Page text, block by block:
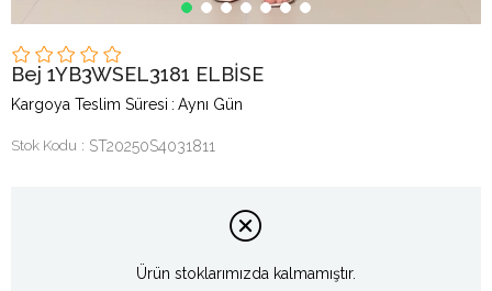
Bej 1YB3WSEL3181 ELBİSE
Kargoya Teslim Süresi : Aynı Gün
Stok Kodu ST20250S4031811
Ürün stoklarımızda kalmamıştır.